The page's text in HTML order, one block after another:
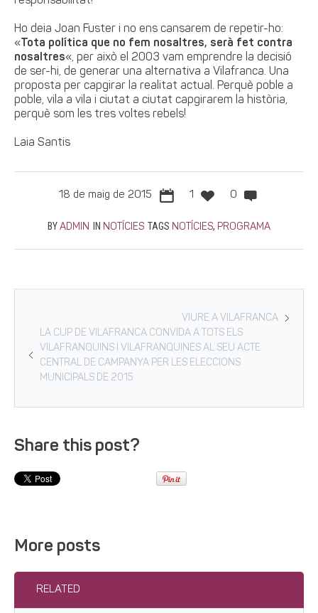
Ho deia Joan Fuster i no ens cansarem de repetir-ho:
« Tota política que no fem nosaltres, serà fet contra
nosaltres«, per això el 2003 vam emprendre la decisió
de ser-hi, de generar una alternativa a Vilafranca. Una
proposta per capgirar la realitat actual. Perquè poble a
poble, vila a vila i ciutat a ciutat capgirarem la història,
perquè som les tres voltes rebels!
Laia Santis
18 de maig de 2015 1 0
BY ADMIN IN NOTÍCIES TAGS NOTÍCIES, PROGRAMA
VIURE A VILAFRANCA
LA CUP DE VILAFRANCA CONVIDA A TOTS ELS
VILAFRANQUINS I VILAFRANQUINES AL SEU ACTE
CENTRAL DE CAMPANYA PER LES ELECCIONS
MUNICIPALS DE 2015
Share this post?
More posts
RELATED